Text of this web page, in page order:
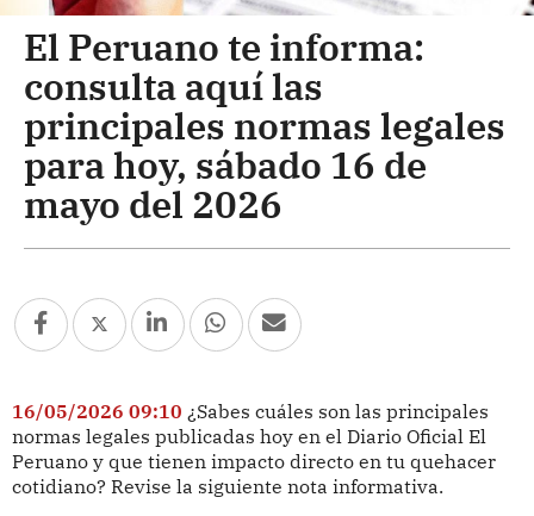
El Peruano te informa:
consulta aquí las
principales normas legales
para hoy, sábado 16 de
mayo del 2026
16/05/2026 09:10 ¿Sabes cuáles son las principales
normas legales publicadas hoy en el Diario Oficial El
Peruano y que tienen impacto directo en tu quehacer
cotidiano? Revise la siguiente nota informativa.